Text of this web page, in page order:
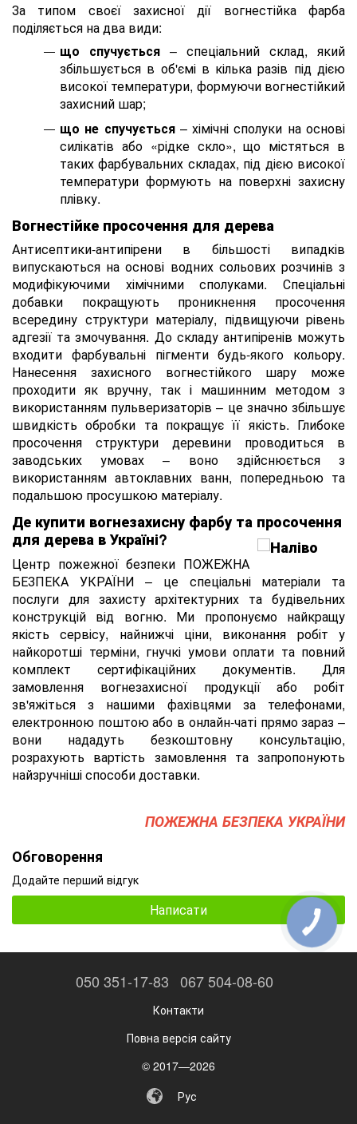
За типом своєї захисної дії вогнестійка фарба
поділяється на два види:
що спучується – спеціальний склад, який
збільшується в об'ємі в кілька разів під дією
високої температури, формуючи вогнестійкий
захисний шар;
що не спучується– хімічні сполуки на основі
силікатів або «рідке скло», що містяться в
таких фарбувальних складах, під дією високої
температури формують на поверхні захисну
плівку.
Вогнестійке просочення для дерева
Антисептики-антипірени в більшості випадків
випускаються на основі водних сольових розчинів з
модифікуючими хімічними сполуками. Спеціальні
добавки покращують проникнення просочення
всередину структури матеріалу, підвищуючи рівень
адгезії та змочування. До складу антипіренів можуть
входити фарбувальні пігменти будь-якого кольору.
Нанесення захисного вогнестійкого шару може
проходити як вручну, так і машинним методом з
використанням пульверизаторів – це значно збільшує
швидкість обробки та покращує її якість. Глибоке
просочення структури деревини проводиться в
заводських умовах – воно здійснюється з
використанням автоклавних ванн, попередньою та
подальшою просушкою матеріалу.
Де купити вогнезахисну фарбу та просочення
для дерева в Україні?
Центр пожежної безпеки ПОЖЕЖНА
БЕЗПЕКА УКРАЇНИ – це спеціальні матеріали та
послуги для захисту архітектурних та будівельних
конструкцій від вогню. Ми пропонуємо найкращу
якість сервісу, найнижчі ціни, виконання робіт у
найкоротші терміни, гнучкі умови оплати та повний
комплект сертифікаційних документів. Для
замовлення вогнезахисної продукції або робіт
зв'яжіться з нашими фахівцями за телефонами,
електронною поштою або в онлайн-чаті прямо зараз –
вони нададуть безкоштовну консультацію,
розрахують вартість замовлення та запропонують
найзручніші способи доставки.
ПОЖЕЖНА БЕЗПЕКА УКРАЇНИ
Обговорення
Додайте перший відгук
Написати
050 351-17-83 067 504-08-60
Контакти
Повна версія сайту
© 2017—2026
Рус